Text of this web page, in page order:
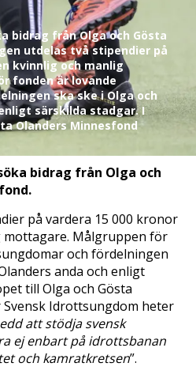
bidrag från Olga och Gösta
utdelas två stipendier på
kvinnlig och manlig
fonden är lovande
ska ske i Olga och
särskilda stadgar. I
Olanders Minnesfond
bidrag från Olga och
på vardera 15 000 kronor
Målgruppen för
och fördelningen
anda och enligt
till Olga och Gösta
Idrottsungdom heter
att stödja svensk
ej enbart på idrottsbanan
och kamratkretsen”.